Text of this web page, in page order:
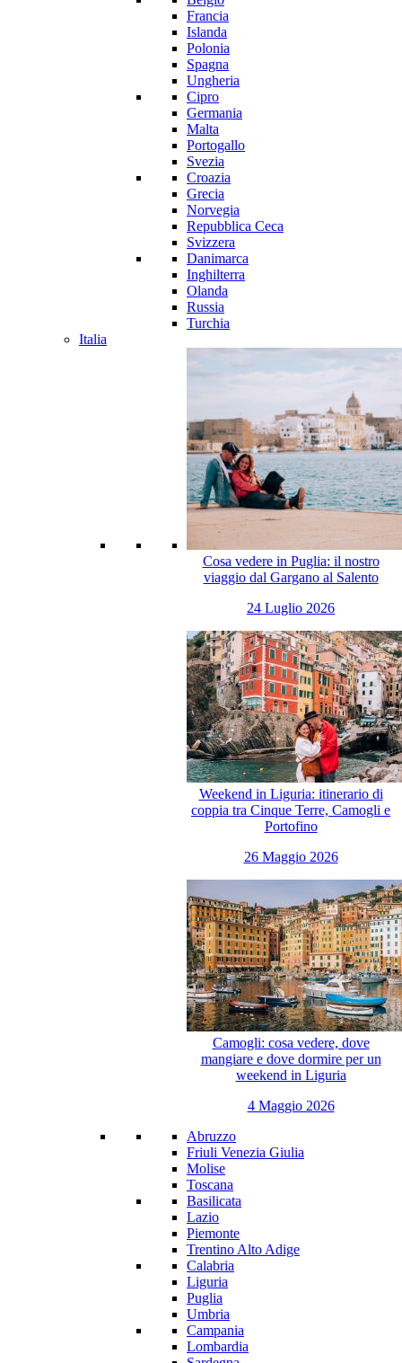
Francia
Islanda
Polonia
Spagna
Ungheria
Cipro
Germania
Malta
Portogallo
Svezia
Croazia
Grecia
Norvegia
Repubblica Ceca
Svizzera
Danimarca
Inghilterra
Olanda
Russia
Turchia
Italia
Cosa vedere in Puglia: il nostro
viaggio dal Gargano al Salento
24 Luglio 2026
Weekend in Liguria: itinerario di
coppia tra Cinque Terre, Camogli e
Portofino
26 Maggio 2026
Camogli: cosa vedere, dove
mangiare e dove dormire per un
weekend in Liguria
4 Maggio 2026
Abruzzo
Friuli Venezia Giulia
Molise
Toscana
Basilicata
Lazio
Piemonte
Trentino Alto Adige
Calabria
Liguria
Puglia
Umbria
Campania
Lombardia